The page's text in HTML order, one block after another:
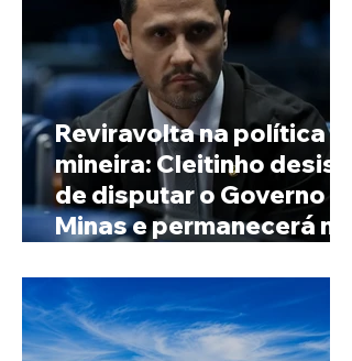
Reviravolta na política
mineira: Cleitinho desiste
de disputar o Governo de
Minas e permanecerá no